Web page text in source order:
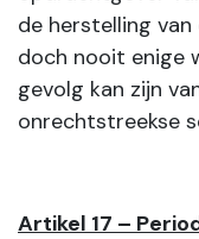
de herstelling
doch nooit enige
gevolg kan zijn
onrechtstreekse
Artikel 17 –